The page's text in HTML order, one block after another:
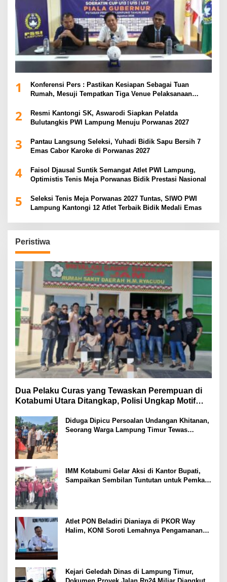
1
Konferensi Pers : Pastikan Kesiapan Sebagai Tuan
Rumah, Mesuji Tempatkan Tiga Venue Pelaksanaan
2
Resmi Kantongi SK, Aswarodi Siapkan Pelatda
Bulutangkis PWI Lampung Menuju Porwanas 2027
3
Pantau Langsung Seleksi, Yuhadi Bidik Sapu Bersih 7
Emas Cabor Karoke di Porwanas 2027
4
Faisol Djausal Suntik Semangat Atlet PWI Lampung,
Optimistis Tenis Meja Porwanas Bidik Prestasi Nasional
5
Seleksi Tenis Meja Porwanas 2027 Tuntas, SIWO PWI
Lampung Kantongi 12 Atlet Terbaik Bidik Medali Emas
Peristiwa
Dua Pelaku Curas yang Tewaskan Perempuan di
Kotabumi Utara Ditangkap, Polisi Ungkap Motif
Diduga Dipicu Persoalan Undangan Khitanan,
Seorang Warga Lampung Timur Tewas
IMM Kotabumi Gelar Aksi di Kantor Bupati,
Sampaikan Sembilan Tuntutan untuk Pemkab
Atlet PON Beladiri Dianiaya di PKOR Way
Halim, KONI Soroti Lemahnya Pengamanan
Kejari Geledah Dinas di Lampung Timur,